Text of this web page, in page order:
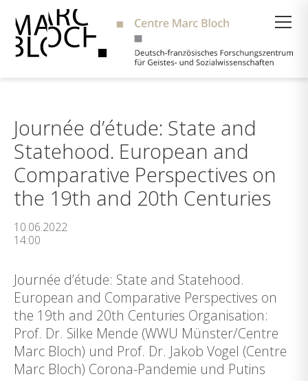
Journée d’étude: State and
Statehood. European and
Comparative Perspectives on
the 19th and 20th Centuries
10.06.2022
14:00
Journée d’étude: State and Statehood.
European and Comparative Perspectives on
the 19th and 20th Centuries Organisation:
Prof. Dr. Silke Mende (WWU Münster/Centre
Marc Bloch) und Prof. Dr. Jakob Vogel (Centre
Marc Bloch) Corona-Pandemie und Putins